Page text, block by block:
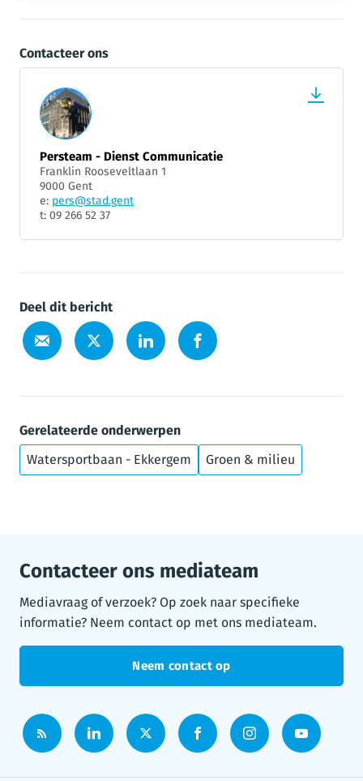
Contacteer ons
Persteam - Dienst Communicatie
Franklin Rooseveltlaan 1
9000 Gent
e: pers@stad.gent
t: 09 266 52 37
Deel dit bericht
Gerelateerde onderwerpen
Watersportbaan - Ekkergem
Groen & milieu
Contacteer ons mediateam
Mediavraag of verzoek? Op zoek naar specifieke
informatie? Neem contact op met ons mediateam.
Neem contact op